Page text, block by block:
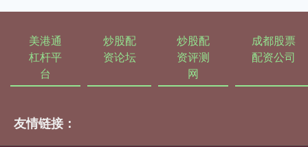
美港通
杠杆平
台
炒股配
资论坛
炒股配
资评测
网
成都股票
配资公司
友情链接：